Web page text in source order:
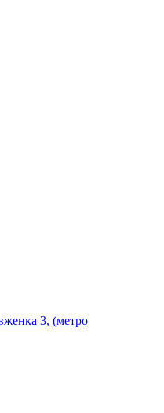
3, (метро